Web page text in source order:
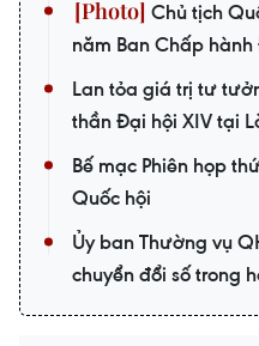
Chủ tịch
năm Ban Chấp
Lan tỏa giá trị tư
thần Đại hội XIV tại
Bế mạc Phiên họp
Quốc hội
Ủy ban Thường vụ
chuyển đổi số trong